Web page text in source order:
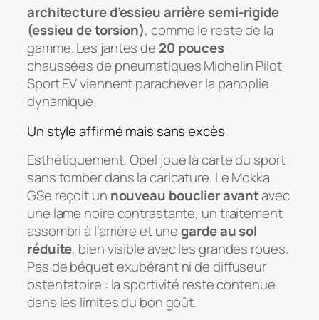
architecture d’essieu arrière semi-rigide
(essieu de torsion), comme le reste de la
gamme. Les jantes de 20 pouces
chaussées de pneumatiques Michelin Pilot
Sport EV viennent parachever la panoplie
dynamique.
Un style affirmé mais sans excès
Esthétiquement, Opel joue la carte du sport
sans tomber dans la caricature. Le Mokka
GSe reçoit un nouveau bouclier avantavec
une lame noire contrastante, un traitement
assombri à l’arrière et unegarde au sol
réduite, bien visible avec les grandes roues.
Pas de béquet exubérant ni de diffuseur
ostentatoire : la sportivité reste contenue
dans les limites du bon goût.